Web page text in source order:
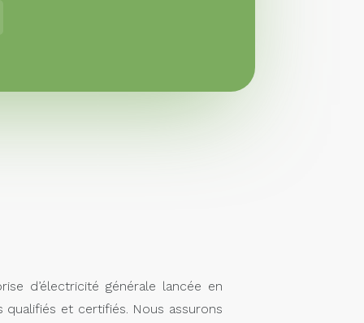
d’électricité générale lancée en
qualifiés et certifiés. Nous assurons